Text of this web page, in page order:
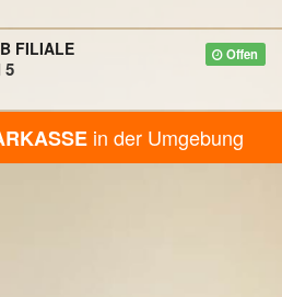
Offen
FILIALE
5
in der Umgebung